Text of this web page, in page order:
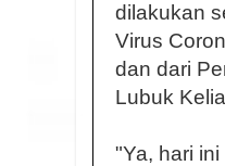
dilakukan
Virus
dan dari
Lubuk
"Ya, hari